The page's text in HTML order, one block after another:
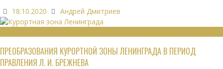
18.10.2020 Андрей Дмитриев
ПРЕОБРАЗОВАНИЯ КУРОРТНОЙ ЗОНЫ ЛЕНИНГРАДА В ПЕРИОД
ПРАВЛЕНИЯ Л. И. БРЕЖНЕВА